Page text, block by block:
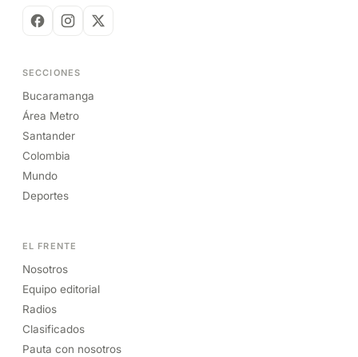
SECCIONES
Bucaramanga
Área Metro
Santander
Colombia
Mundo
Deportes
EL FRENTE
Nosotros
Equipo editorial
Radios
Clasificados
Pauta con nosotros